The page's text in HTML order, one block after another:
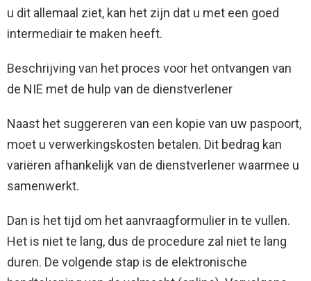
u dit allemaal ziet, kan het zijn dat u met een goed
intermediair te maken heeft.
Beschrijving van het proces voor het ontvangen van
de NIE met de hulp van de dienstverlener
Naast het suggereren van een kopie van uw paspoort,
moet u verwerkingskosten betalen. Dit bedrag kan
variëren afhankelijk van de dienstverlener waarmee u
samenwerkt.
Dan is het tijd om het aanvraagformulier in te vullen.
Het is niet te lang, dus de procedure zal niet te lang
duren. De volgende stap is de elektronische